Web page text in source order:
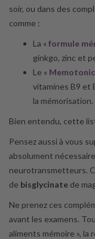
soir, ou dans des
comme :
La « formule
ginkgo, zinc et
Le « Memotonic
vitamines B9 et
la mémorisation.
Bien entendu, cette
Pensez aussi à vous
absolument
neurotransmetteurs.
de bisglycinate de
Ne prenez ces
avant les examens.
aliments mémoire »,